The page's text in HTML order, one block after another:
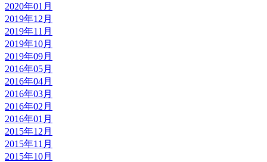
2020年01月
2019年12月
2019年11月
2019年10月
2019年09月
2016年05月
2016年04月
2016年03月
2016年02月
2016年01月
2015年12月
2015年11月
2015年10月